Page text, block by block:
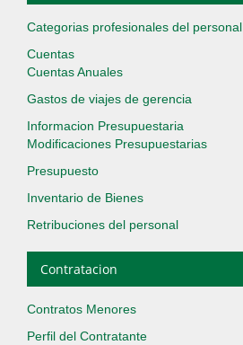
Categorias profesionales del personal
Cuentas
Cuentas Anuales
Gastos de viajes de gerencia
Informacion Presupuestaria
Modificaciones Presupuestarias
Presupuesto
Inventario de Bienes
Retribuciones del personal
Contratacion
Contratos Menores
Perfil del Contratante